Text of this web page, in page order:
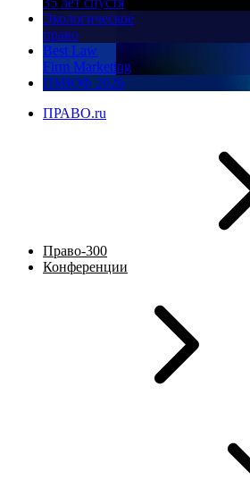
Экологическое
право
Best Law
Firm Marketing
ПМЮФ 2026
ПРАВО.ru
Право-300
Конференции